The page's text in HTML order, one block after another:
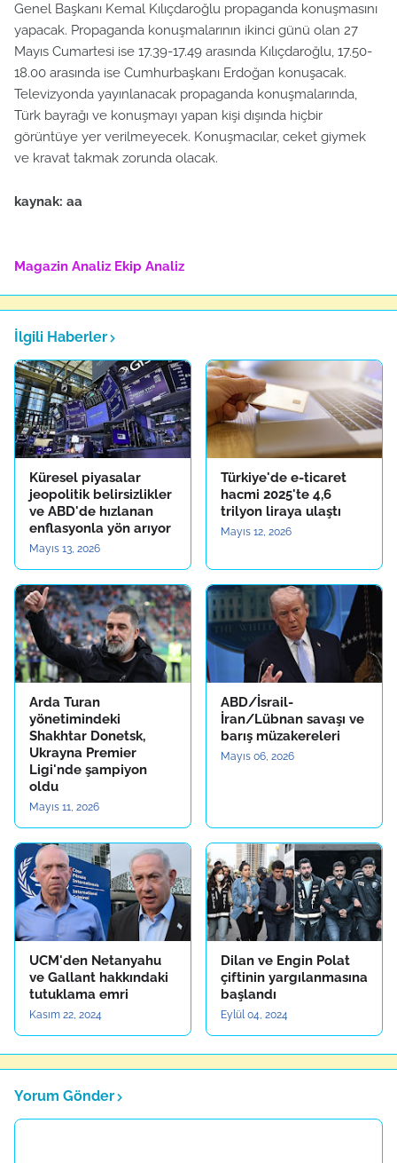
Genel Başkanı Kemal Kılıçdaroğlu propaganda konuşmasını
yapacak. Propaganda konuşmalarının ikinci günü olan 27
Mayıs Cumartesi ise 17.39-17.49 arasında Kılıçdaroğlu, 17.50-
18.00 arasında ise Cumhurbaşkanı Erdoğan konuşacak.
Televizyonda yayınlanacak propaganda konuşmalarında,
Türk bayrağı ve konuşmayı yapan kişi dışında hiçbir
görüntüye yer verilmeyecek. Konuşmacılar, ceket giymek
ve kravat takmak zorunda olacak.
kaynak: aa
Magazin Analiz Ekip Analiz
İlgili Haberler
Küresel piyasalar
jeopolitik belirsizlikler
ve ABD'de hızlanan
enflasyonla yön arıyor
Mayıs 13, 2026
Türkiye'de e-ticaret
hacmi 2025'te 4,6
trilyon liraya ulaştı
Mayıs 12, 2026
Arda Turan
yönetimindeki
Shakhtar Donetsk,
Ukrayna Premier
Ligi'nde şampiyon
oldu
Mayıs 11, 2026
ABD/İsrail-
İran/Lübnan savaşı ve
barış müzakereleri
Mayıs 06, 2026
UCM'den Netanyahu
ve Gallant hakkındaki
tutuklama emri
Kasım 22, 2024
Dilan ve Engin Polat
çiftinin yargılanmasına
başlandı
Eylül 04, 2024
Yorum Gönder